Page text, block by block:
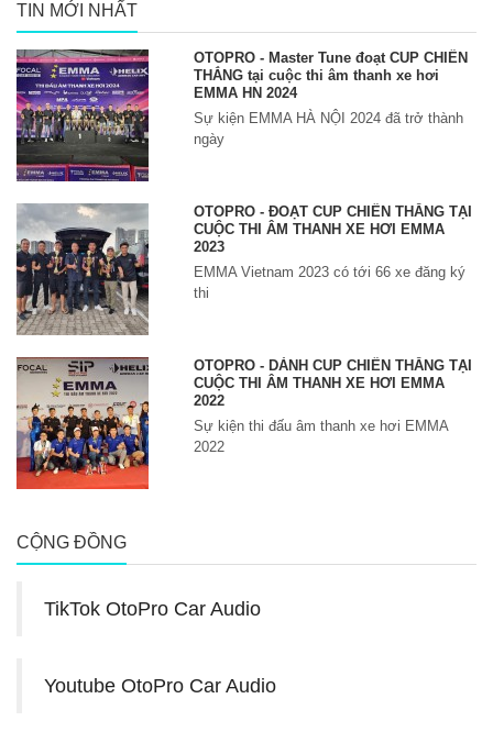
TIN MỚI NHẤT
OTOPRO - Master Tune đoạt CUP CHIẾN
THẮNG tại cuộc thi âm thanh xe hơi
EMMA HN 2024
Sự kiện EMMA HÀ NỘI 2024 đã trở thành
ngày
OTOPRO - ĐOẠT CUP CHIẾN THẮNG TẠI
CUỘC THI ÂM THANH XE HƠI EMMA
2023
EMMA Vietnam 2023 có tới 66 xe đăng ký
thi
OTOPRO - DÀNH CUP CHIẾN THẮNG TẠI
CUỘC THI ÂM THANH XE HƠI EMMA
2022
Sự kiện thi đấu âm thanh xe hơi EMMA
2022
CỘNG ĐỒNG
TikTok OtoPro Car Audio
Youtube OtoPro Car Audio